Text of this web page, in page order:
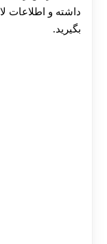
داشته و اطلاعات
بگیرید.